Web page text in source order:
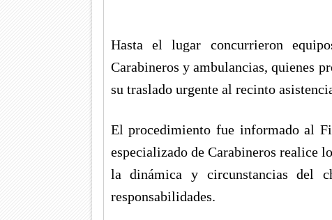
Hasta el lugar concurrieron
Carabineros y ambulancias, quienes
su traslado urgente al recinto
El procedimiento fue informado al
especializado de Carabineros realice
la dinámica y circunstancias del
responsabilidades.